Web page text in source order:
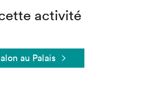
activité
au Palais